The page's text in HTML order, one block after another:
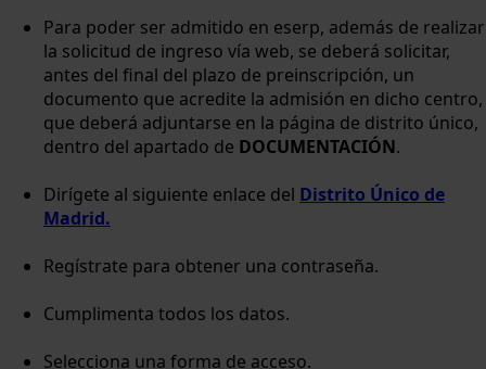
Para poder ser admitido en eserp, además de realizar
la solicitud de ingreso vía web, se deberá solicitar,
antes del final del plazo de preinscripción, un
documento que acredite la admisión en dicho centro,
que deberá adjuntarse en la página de distrito único,
dentro del apartado de DOCUMENTACIÓN.
Dirígete al siguiente enlace del Distrito Único de
Madrid.
Regístrate para obtener una contraseña.
Cumplimenta todos los datos.
Selecciona una forma de acceso.